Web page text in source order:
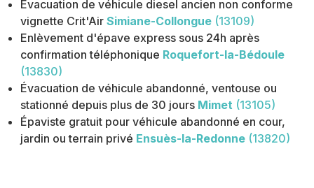
Évacuation de véhicule diesel ancien non conforme
vignette Crit'Air Simiane-Collongue (13109)
Enlèvement d'épave express sous 24h après
confirmation téléphonique Roquefort-la-Bédoule
(13830)
Évacuation de véhicule abandonné, ventouse ou
stationné depuis plus de 30 jours Mimet (13105)
Épaviste gratuit pour véhicule abandonné en cour,
jardin ou terrain privé Ensuès-la-Redonne (13820)